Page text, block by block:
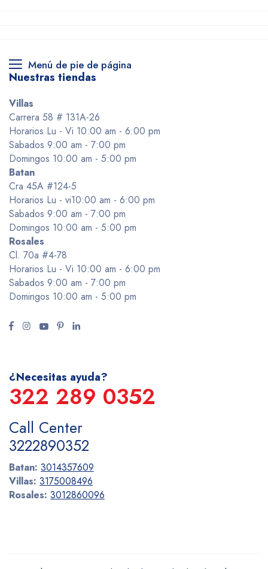
Menú de pie de página
Nuestras tiendas
Villas
Carrera 58 # 131A-26
Horarios Lu - Vi 10:00 am - 6:00 pm
Sabados 9:00 am - 7:00 pm
Domingos 10:00 am - 5:00 pm
Batan
Cra 45A #124-5
Horarios Lu - vi10:00 am - 6:00 pm
Sabados 9:00 am - 7:00 pm
Domingos 10:00 am - 5:00 pm
Rosales
Cl. 70a #4-78
Horarios Lu - Vi 10:00 am - 6:00 pm
Sabados 9:00 am - 7:00 pm
Domingos 10:00 am - 5:00 pm
¿Necesitas ayuda?
322 289 0352
Call Center
3222890352
Batan: 3014357609
Villas: 3175008496
Rosales: 3012860096